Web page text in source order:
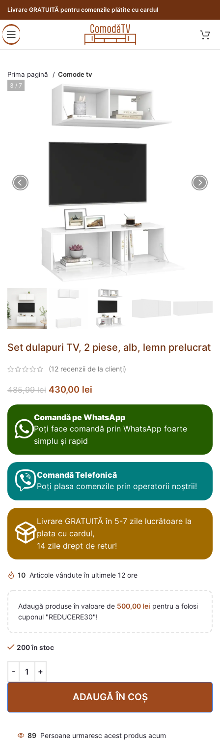
Livrare GRATUITĂ pentru comenzile plătite cu cardul
Prima pagină Comode tv
3 / 7
Set dulapuri TV, 2 piese, alb, lemn prelucrat
(12 recenzii de la clienți)
485,99lei 430,00 lei
Comandă pe WhatsApp
Poți face comandă prin WhatsApp foarte
simplu și rapid
Comandă Telefonică
Poți plasa comenzile prin operatorii noștrii!
Livrare GRATUITĂ în 5-7 zile lucrătoare la
plata cu cardul,
14 zile drept de retur!
10 Articole vândute în ultimele 12 ore
Adaugă produse în valoare de 500,00 lei pentru a folosi
cuponul "REDUCERE30"!
200 în stoc
ADAUGĂ ÎN COȘ
89 Persoane urmaresc acest produs acum